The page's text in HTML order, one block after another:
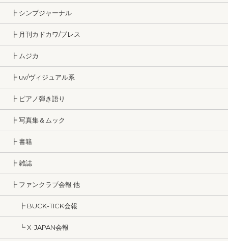
┣ シンプジャーナル
┣ 月刊カドカワ/ブレス
┣ ムジカ
┣ uv/ヴィジュアル系
┣ ピアノ弾き語り
┣ 写真集＆ムック
┣ 書籍
┣ 雑誌
┣ ファンクラブ会報 他
┣ BUCK-TICK会報
┗ X-JAPAN会報